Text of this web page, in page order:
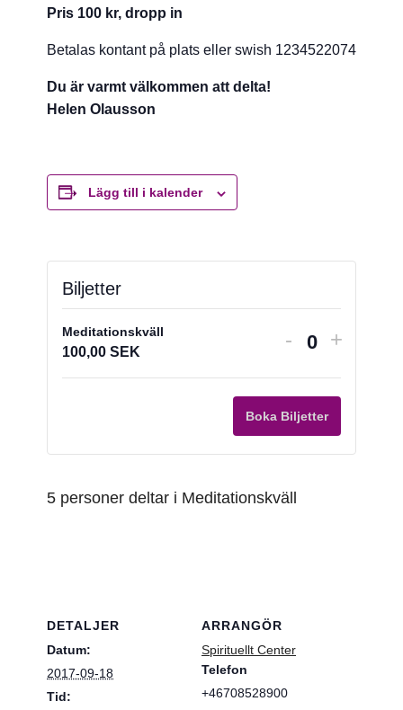
Pris 100 kr, dropp in
Betalas kontant på plats eller swish 1234522074
Du är varmt välkommen att delta!
Helen Olausson
Lägg till i kalender
Biljetter
Meditationskväll
100,00 SEK
Minska
-
Antal
+
Boka Biljetter
5 personer deltar i Meditationskväll
DETALJER
Datum:
2017-09-18
Tid:
ARRANGÖR
Spirituellt Center
Telefon
+46708528900